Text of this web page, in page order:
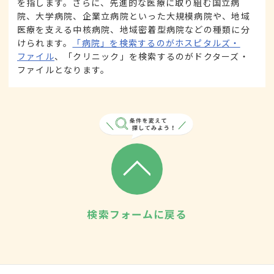
を指します。さらに、先進的な医療に取り組む国立病
院、大学病院、企業立病院といった大規模病院や、地域
医療を支える中核病院、地域密着型病院などの種類に分
けられます。
「病院」を検索するのがホスピタルズ・
ファイル、「クリニック」を検索するのがドクターズ・
ファイルとなります。
検索フォームに戻る